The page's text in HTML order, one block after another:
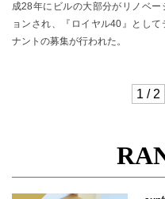
成28年にビルの大部分がリノベー
ョンされ、『ロイヤル40』として
ナントの募集が行われた。
1 / 2